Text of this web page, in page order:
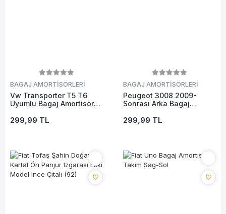
BAGAJ AMORTİSÖRLERİ
Vw Transporter T5 T6
Uyumlu Bagaj Amortisörü
2015
299,99 TL
BAGAJ AMORTİSÖRLERİ
Peugeot 3008 2009-
Sonrası Arka Bagaj
299,99 TL